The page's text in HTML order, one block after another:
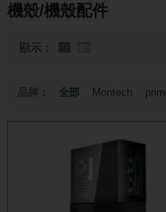
機殼/機殼配件
顯示：
品牌： 全部 Montech